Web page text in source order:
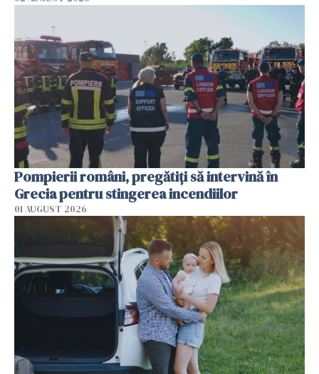
Pompierii români, pregătiţi să intervină în
Grecia pentru stingerea incendiilor
01 AUGUST 2026